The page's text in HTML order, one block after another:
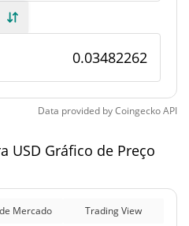
21,000,000 PMINT
mercado
$704,158
0.24%
Data provided byCoingeckoAPI
USD Gráfico de Preço
Mercado Trading View